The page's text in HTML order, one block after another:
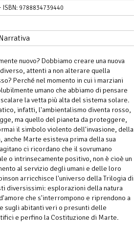
ISBN: 9788834739440
nuovo? Dobbiamo creare una nuova
attenti a non alterare quella
Perché nel momento in cui i marziani
umano che abbiamo di pensare
la vetta più alta del sistema solare.
infatti, l'ambientalismo diventa rosso,
ma quello del pianeta da proteggere,
il simbolo violento dell'invasione, della
Marte esisteva prima della sua
ci ricordano che il sovrumano
o intrinsecamente positivo, non è cioè un
al servizio degli umani e delle loro
arricchisce l'universo della Trilogia di
diversissimi: esplorazioni della natura
che s'interrompono e riprendono a
sugli abitanti veri o presunti delle
e perfino la Costituzione di Marte.